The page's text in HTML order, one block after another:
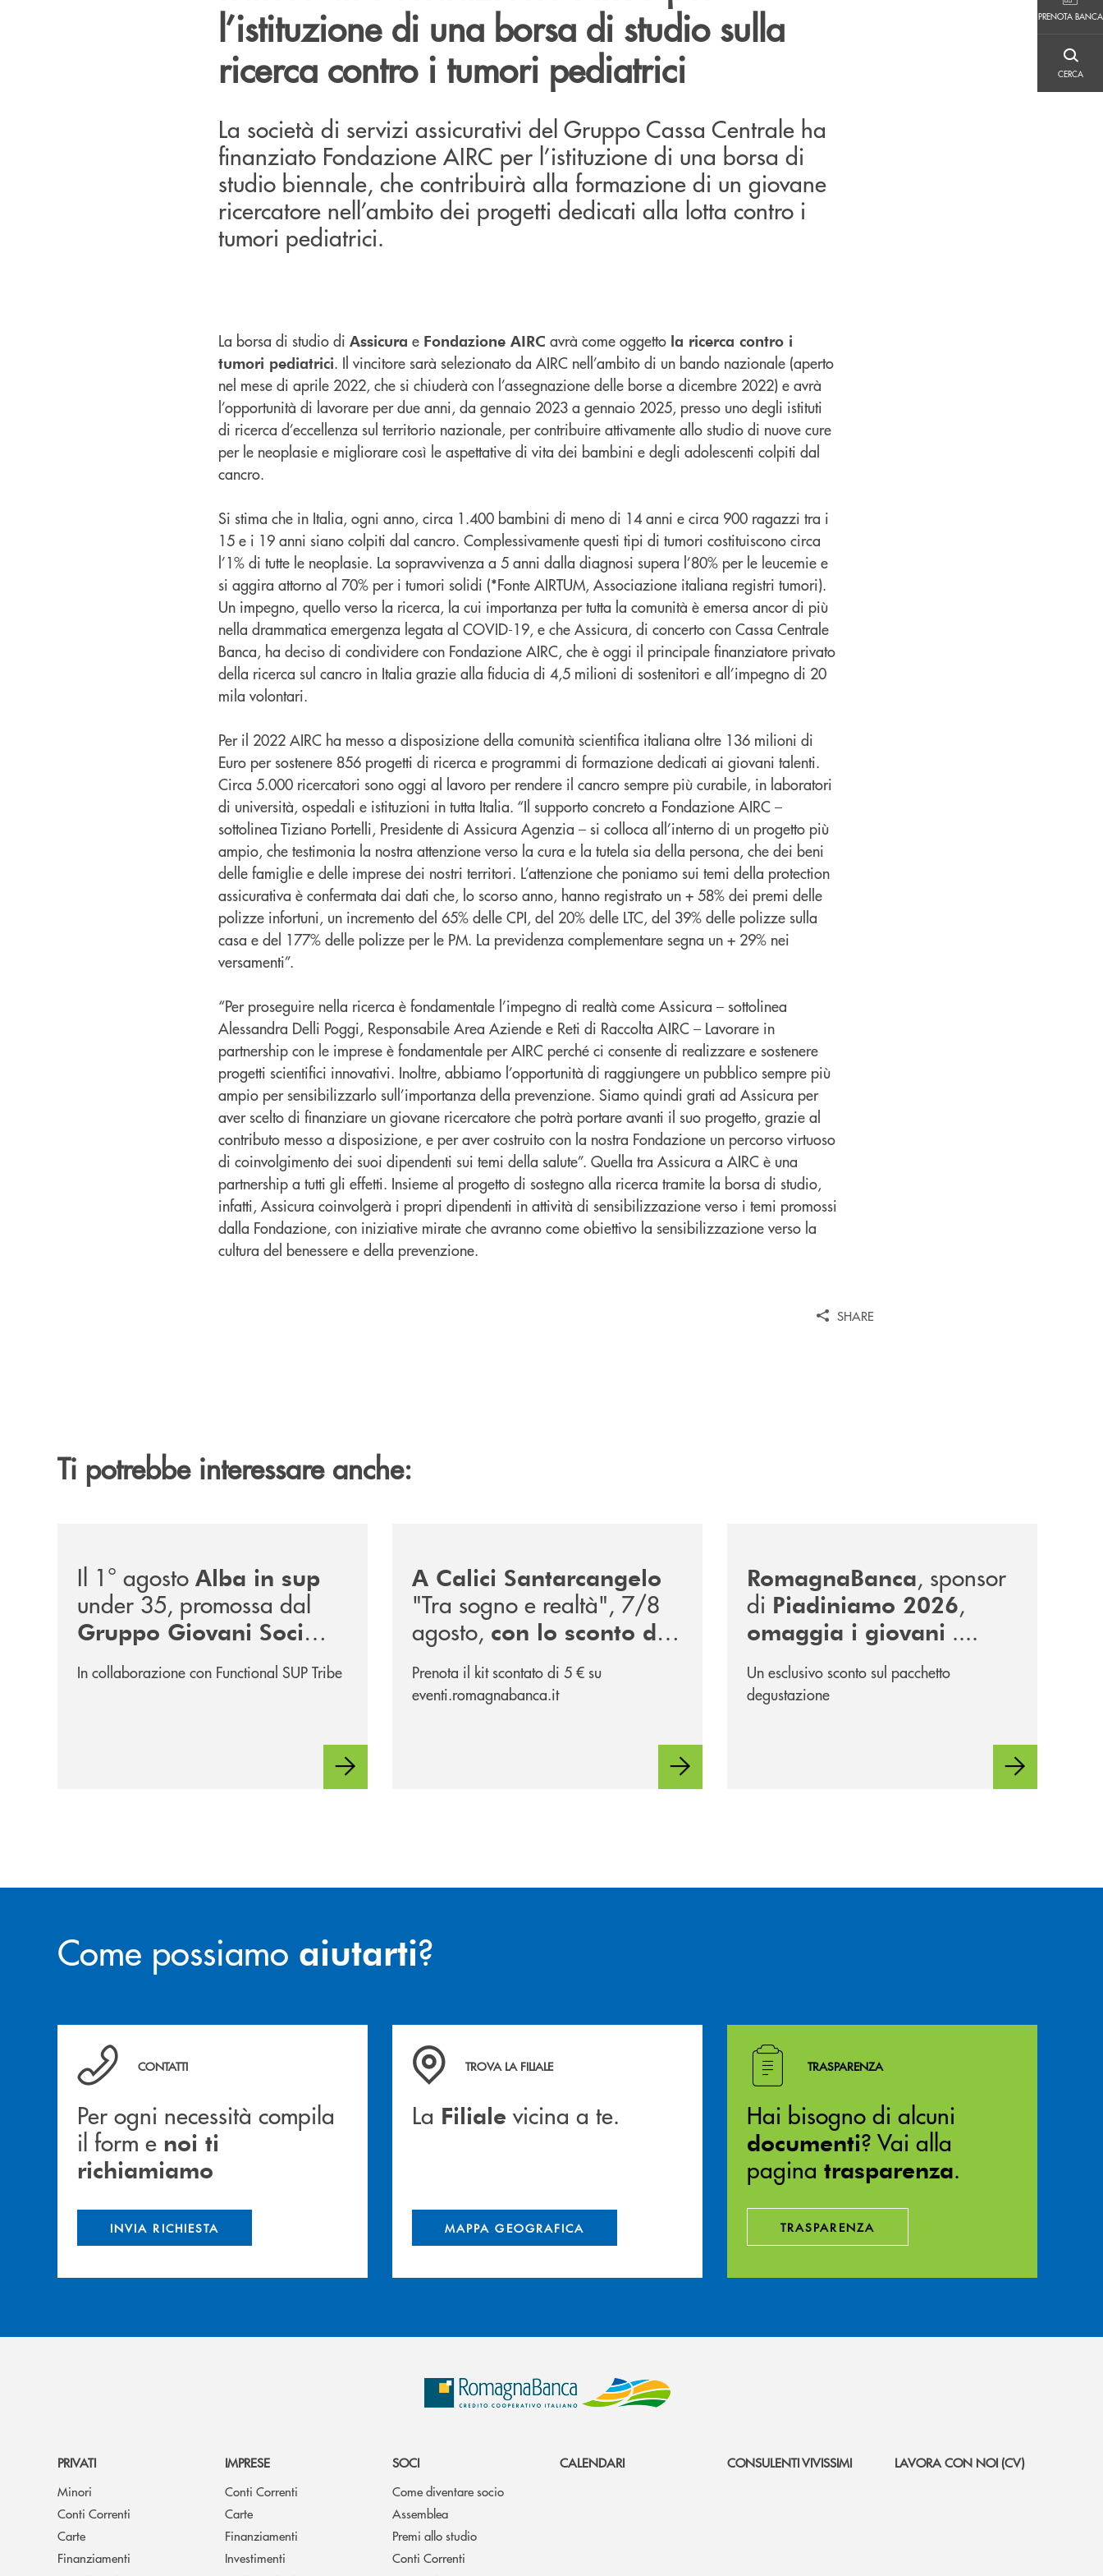
PRENOTA BANCA
CERCA
l’istituzione di una borsa di studio sulla
ricerca contro i tumori pediatrici
La società di servizi assicurativi del Gruppo Cassa Centrale ha
finanziato Fondazione AIRC per l’istituzione di una borsa di
studio biennale, che contribuirà alla formazione di un giovane
ricercatore nell’ambito dei progetti dedicati alla lotta contro i
tumori pediatrici.
La borsa di studio di Assicura e Fondazione AIRC avrà come oggetto la ricerca contro i
tumori pediatrici. Il vincitore sarà selezionato da AIRC nell’ambito di un bando nazionale (aperto
nel mese di aprile 2022, che si chiuderà con l’assegnazione delle borse a dicembre 2022) e avrà
l’opportunità di lavorare per due anni, da gennaio 2023 a gennaio 2025, presso uno degli istituti
di ricerca d’eccellenza sul territorio nazionale, per contribuire attivamente allo studio di nuove cure
per le neoplasie e migliorare così le aspettative di vita dei bambini e degli adolescenti colpiti dal
cancro.
Si stima che in Italia, ogni anno, circa 1.400 bambini di meno di 14 anni e circa 900 ragazzi tra i
15 e i 19 anni siano colpiti dal cancro. Complessivamente questi tipi di tumori costituiscono circa
l’1% di tutte le neoplasie. La sopravvivenza a 5 anni dalla diagnosi supera l’80% per le leucemie e
si aggira attorno al 70% per i tumori solidi (*Fonte AIRTUM, Associazione italiana registri tumori).
Un impegno, quello verso la ricerca, la cui importanza per tutta la comunità è emersa ancor di più
nella drammatica emergenza legata al COVID-19, e che Assicura, di concerto con Cassa Centrale
Banca, ha deciso di condividere con Fondazione AIRC, che è oggi il principale finanziatore privato
della ricerca sul cancro in Italia grazie alla fiducia di 4,5 milioni di sostenitori e all’impegno di 20
mila volontari.
Per il 2022 AIRC ha messo a disposizione della comunità scientifica italiana oltre 136 milioni di
Euro per sostenere 856 progetti di ricerca e programmi di formazione dedicati ai giovani talenti.
Circa 5.000 ricercatori sono oggi al lavoro per rendere il cancro sempre più curabile, in laboratori
di università, ospedali e istituzioni in tutta Italia. “Il supporto concreto a Fondazione AIRC –
sottolinea Tiziano Portelli, Presidente di Assicura Agenzia – si colloca all’interno di un progetto più
ampio, che testimonia la nostra attenzione verso la cura e la tutela sia della persona, che dei beni
delle famiglie e delle imprese dei nostri territori. L’attenzione che poniamo sui temi della protection
assicurativa è confermata dai dati che, lo scorso anno, hanno registrato un + 58% dei premi delle
polizze infortuni, un incremento del 65% delle CPI, del 20% delle LTC, del 39% delle polizze sulla
casa e del 177% delle polizze per le PM. La previdenza complementare segna un + 29% nei
versamenti”.
“Per proseguire nella ricerca è fondamentale l’impegno di realtà come Assicura – sottolinea
Alessandra Delli Poggi, Responsabile Area Aziende e Reti di Raccolta AIRC – Lavorare in
partnership con le imprese è fondamentale per AIRC perché ci consente di realizzare e sostenere
progetti scientifici innovativi. Inoltre, abbiamo l’opportunità di raggiungere un pubblico sempre più
ampio per sensibilizzarlo sull’importanza della prevenzione. Siamo quindi grati ad Assicura per
aver scelto di finanziare un giovane ricercatore che potrà portare avanti il suo progetto, grazie al
contributo messo a disposizione, e per aver costruito con la nostra Fondazione un percorso virtuoso
di coinvolgimento dei suoi dipendenti sui temi della salute”. Quella tra Assicura a AIRC è una
partnership a tutti gli effetti. Insieme al progetto di sostegno alla ricerca tramite la borsa di studio,
infatti, Assicura coinvolgerà i propri dipendenti in attività di sensibilizzazione verso i temi promossi
dalla Fondazione, con iniziative mirate che avranno come obiettivo la sensibilizzazione verso la
cultura del benessere e della prevenzione.
SHARE
Ti potrebbe interessare anche:
Il 1° agosto Alba in sup
under 35, promossa dal
Gruppo Giovani Soci
RomagnaBanca
In collaborazione con Functional SUP Tribe
A Calici Santarcangelo
"Tra sogno e realtà", 7/8
agosto,con lo sconto di
RomagnaBanca
dell'evento
Prenota il kit scontato di 5 € su
eventi.romagnabanca.it
RomagnaBanca, sponsor
di Piadiniamo 2026,
omaggia i giovani ....
Un esclusivo sconto sul pacchetto
degustazione
Come possiamo aiutarti?
Per ogni necessità compila il form e noi ti richiamiamo
CONTATTI
Per ogni necessità compila
il form e noi ti
richiamiamo
INVIA RICHIESTA
La&nbsp; Filiale &nbsp;vicina a te. &nbsp;
TROVA LA FILIALE
La Filiale vicina a te.
MAPPA GEOGRAFICA
Hai bisogno di alcuni documenti ? Vai alla pagina
TRASPARENZA
Hai bisogno di alcuni
documenti? Vai alla
pagina trasparenza.
TRASPARENZA
PRIVATI
Minori
Conti Correnti
Carte
Finanziamenti
IMPRESE
Conti Correnti
Carte
Finanziamenti
Investimenti
SOCI
Come diventare socio
Assemblea
Premi allo studio
Conti Correnti
CALENDARI CONSULENTI VIVISSIMI LAVORA CON NOI (CV)